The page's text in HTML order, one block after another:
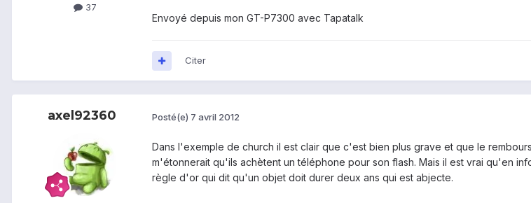
37
Envoyé depuis mon GT-P7300 avec Tapatalk
Citer
axel92360 Posté(e) 7 avril 2012
Dans l'exemple de church il est clair que c'est bien plus grave et que le
m'étonnerait qu'ils achètent un téléphone pour son flash. Mais il est vrai qu'en
règle d'or qui dit qu'un objet doit durer deux ans qui est abjecte.